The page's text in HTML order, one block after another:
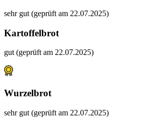
sehr gut (geprüft am 22.07.2025)
Kartoffelbrot
gut (geprüft am 22.07.2025)
Wurzelbrot
sehr gut (geprüft am 22.07.2025)